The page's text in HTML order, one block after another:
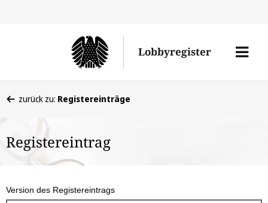
Lobbyregister
Menü
befinden
hier:
zurück zu: Registereinträge
Registereintrag
Version des Registereintrags